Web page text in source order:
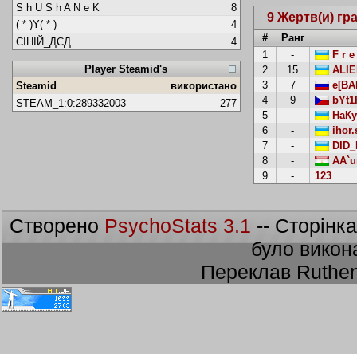
S h U S h A N e K
8
( * )Y( * )
4
CІНІЙ_ДЄД
4
Player Steamid's
Steamid
використано
STEAM_1:0:289332003
277
9 Жертв(и)
#
Ранг
1
-
F r e
2
15
3
7
4
9
5
-
6
-
7
-
8
-
9
- 123
Створено PsychoStats 3.1 --
було
Переклав